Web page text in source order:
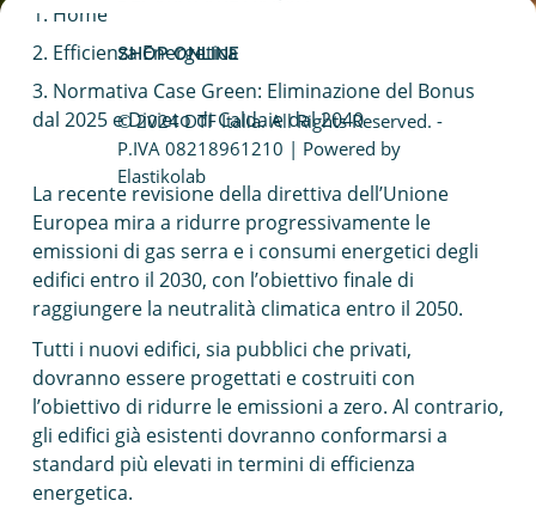
Caldaie Hybrid System
Trasformazione vasca doccia
SHOP ONLINE
© 2024 DTF Italia. All Rights Reserved. -
P.IVA 08218961210 | Powered by
Elastikolab
Home
Efficienza Energetica
Normativa Case Green: Eliminazione del Bonus
dal 2025 e Divieto di Caldaie dal 2040
La recente revisione della direttiva dell’Unione
Europea mira a ridurre progressivamente le
emissioni di gas serra e i consumi energetici degli
edifici entro il 2030, con l’obiettivo finale di
raggiungere la neutralità climatica entro il 2050.
Tutti i nuovi edifici, sia pubblici che privati,
dovranno essere progettati e costruiti con
l’obiettivo di ridurre le emissioni a zero. Al contrario,
gli edifici già esistenti dovranno conformarsi a
standard più elevati in termini di efficienza
energetica.